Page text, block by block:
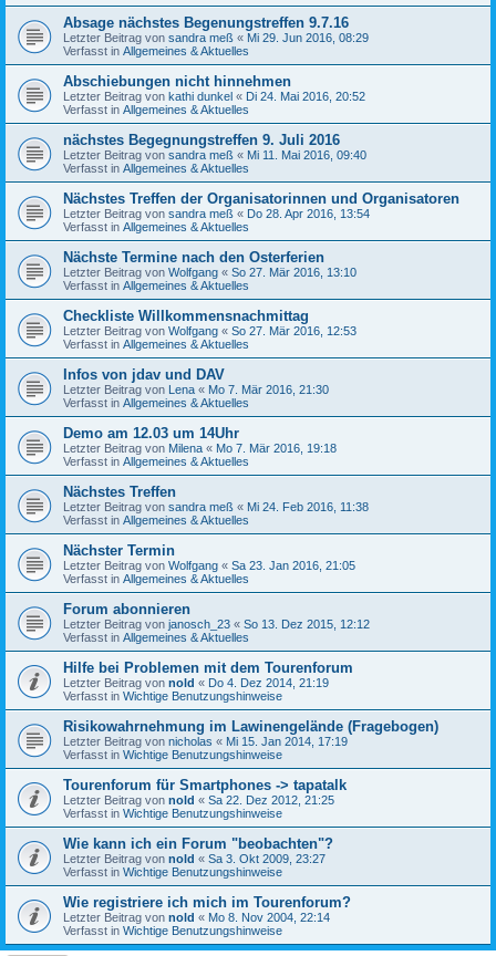
Absage nächstes Begenungstreffen 9.7.16
Letzter Beitrag von sandra meß « Mi 29. Jun 2016, 08:29
Verfasst in Allgemeines & Aktuelles
Abschiebungen nicht hinnehmen
Letzter Beitrag von kathi dunkel « Di 24. Mai 2016, 20:52
Verfasst in Allgemeines & Aktuelles
nächstes Begegnungstreffen 9. Juli 2016
Letzter Beitrag von sandra meß « Mi 11. Mai 2016, 09:40
Verfasst in Allgemeines & Aktuelles
Nächstes Treffen der Organisatorinnen und Organisatoren
Letzter Beitrag von sandra meß « Do 28. Apr 2016, 13:54
Verfasst in Allgemeines & Aktuelles
Nächste Termine nach den Osterferien
Letzter Beitrag von Wolfgang « So 27. Mär 2016, 13:10
Verfasst in Allgemeines & Aktuelles
Checkliste Willkommensnachmittag
Letzter Beitrag von Wolfgang « So 27. Mär 2016, 12:53
Verfasst in Allgemeines & Aktuelles
Infos von jdav und DAV
Letzter Beitrag von Lena « Mo 7. Mär 2016, 21:30
Verfasst in Allgemeines & Aktuelles
Demo am 12.03 um 14Uhr
Letzter Beitrag von Milena « Mo 7. Mär 2016, 19:18
Verfasst in Allgemeines & Aktuelles
Nächstes Treffen
Letzter Beitrag von sandra meß « Mi 24. Feb 2016, 11:38
Verfasst in Allgemeines & Aktuelles
Nächster Termin
Letzter Beitrag von Wolfgang « Sa 23. Jan 2016, 21:05
Verfasst in Allgemeines & Aktuelles
Forum abonnieren
Letzter Beitrag von janosch_23 « So 13. Dez 2015, 12:12
Verfasst in Allgemeines & Aktuelles
Hilfe bei Problemen mit dem Tourenforum
Letzter Beitrag von nold « Do 4. Dez 2014, 21:19
Verfasst in Wichtige Benutzungshinweise
Risikowahrnehmung im Lawinengelände (Fragebogen)
Letzter Beitrag von nicholas « Mi 15. Jan 2014, 17:19
Verfasst in Wichtige Benutzungshinweise
Tourenforum für Smartphones -> tapatalk
Letzter Beitrag von nold « Sa 22. Dez 2012, 21:25
Verfasst in Wichtige Benutzungshinweise
Wie kann ich ein Forum "beobachten"?
Letzter Beitrag von nold « Sa 3. Okt 2009, 23:27
Verfasst in Wichtige Benutzungshinweise
Wie registriere ich mich im Tourenforum?
Letzter Beitrag von nold « Mo 8. Nov 2004, 22:14
Verfasst in Wichtige Benutzungshinweise